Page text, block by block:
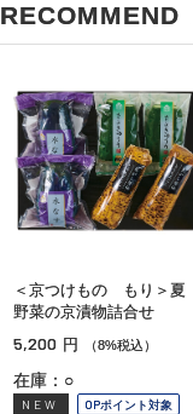
RECOMMEND
＜京つけもの もり＞夏
野菜の京漬物詰合せ
5,200 円 （8%税込）
在庫：○
NEW
OPポイント対象